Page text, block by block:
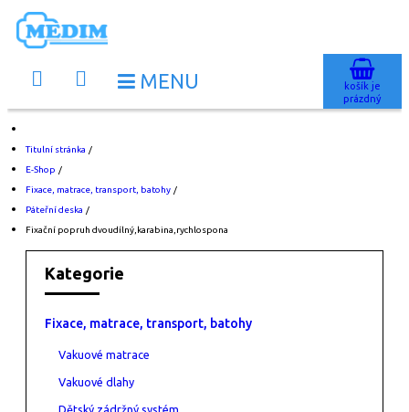
košík je
prázdný
Titulní stránka /
E-Shop /
Fixace, matrace, transport, batohy /
Páteřní deska /
Fixační popruh dvoudílný,karabina,rychlospona
Kategorie
Fixace, matrace, transport, batohy
Vakuové matrace
Vakuové dlahy
Dětský zádržný systém